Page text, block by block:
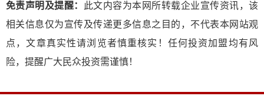
免责声明及提醒：
此文内容为本网所转载企业宣传资讯，该
相关信息仅为宣传及传递更多信息之目的，不代表本网站观
点，文章真实性请浏览者慎重核实！任何投资加盟均有风
险，提醒广大民众投资需谨慎！